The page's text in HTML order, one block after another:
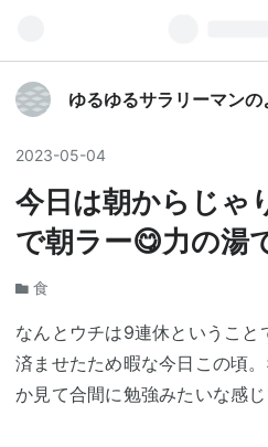
ゆるゆるサラリーマンの
2023-05-04
今日は朝からじゃ
で朝ラー😋力の湯
食
なんとウチは9連休ということ
済ませたため暇な今日この頃
か見て合間に勉強みたいな感